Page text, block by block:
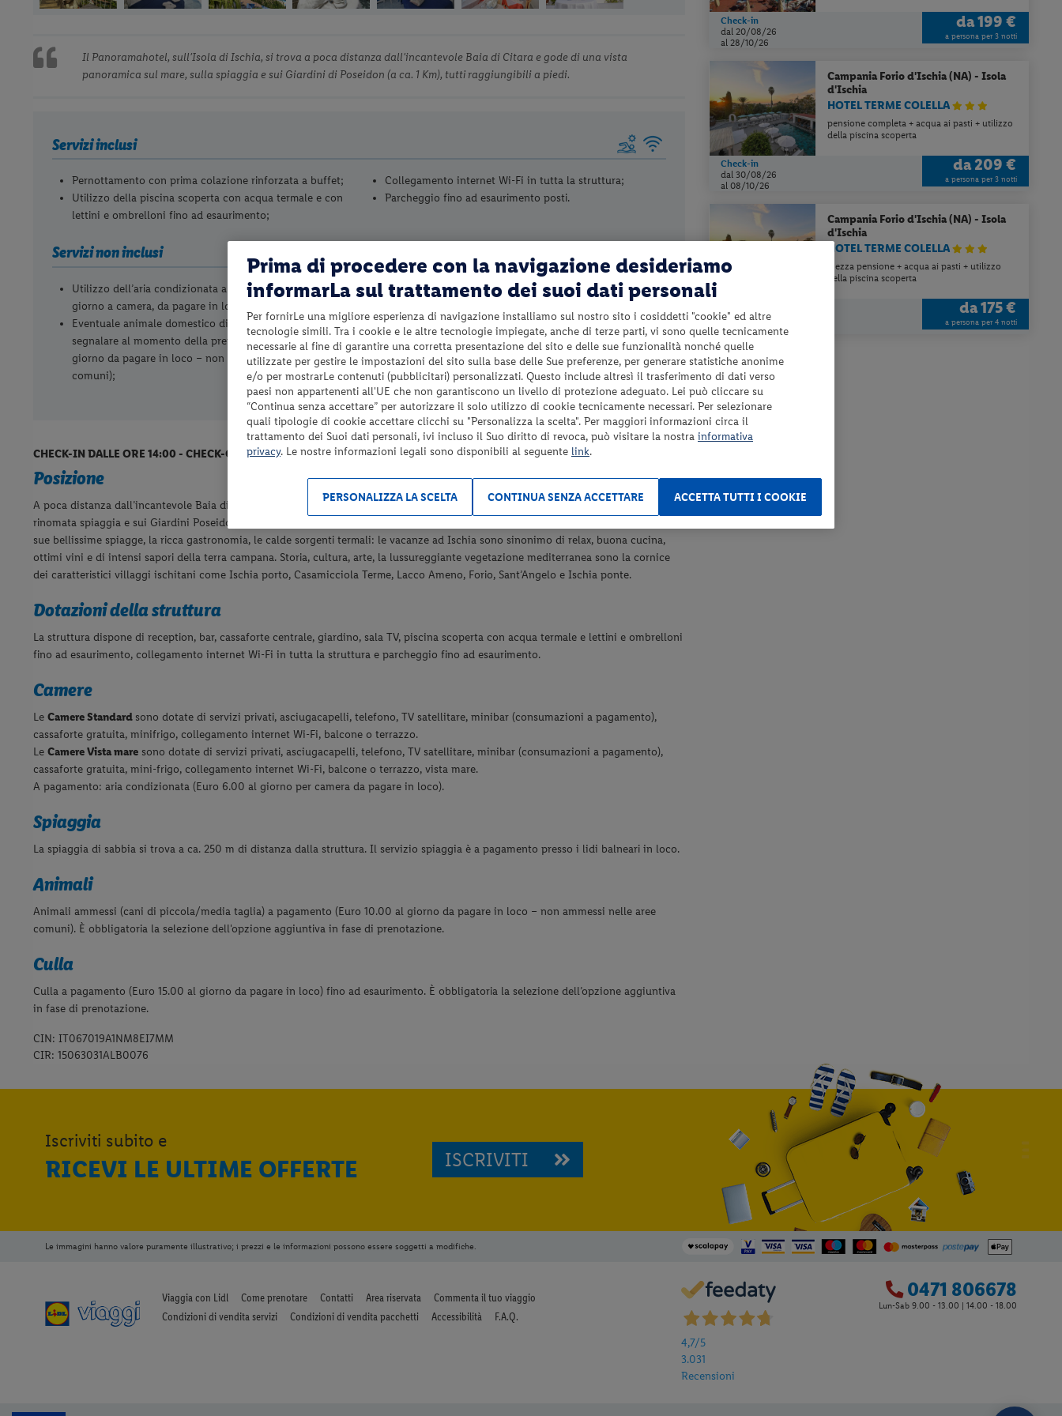
Il Panoramahotel, sull’Isola di Ischia, si trova a poca distanza dall’incantevole Baia di Citara e gode di una vista
panoramica sul mare, sulla spiaggia e sui Giardini di Poseidon (a ca. 1 Km), tutti raggiungibili a piedi.
Servizi inclusi
Pernottamento con prima colazione rinforzata a buffet;
Utilizzo della piscina scoperta con acqua termale e con
lettini e ombrelloni fino ad esaurimento;
Collegamento internet Wi-Fi in tutta la struttura;
Parcheggio fino ad esaurimento posti.
Servizi non inclusi
Utilizzo dell’aria condizionata a pagamento (Euro 6.00 al
giorno a camera, da pagare in loco);
Eventuale animale domestico di piccola taglia (cane) da
segnalare al momento della prenotazione (Euro 10.00 al
giorno da pagare in loco – non ammessi nelle aree
comuni);
Eventuale culla da segnalare al momento della
Tassa di soggiorno da pagare in loco se prevista;
Tutto quanto non espressamente indicato nel paragrafo
“Servizi inclusi”.
CHECK-IN DALLE ORE 14:00 - CHECK-OUT ENTRO LE ORE 10:00
Posizione
A poca distanza dall’incantevole Baia di Citara, sorge il Panorama Hotel by Imperamare, dotato di vista panoramica sul mare, sulla
rinomata spiaggia e sui Giardini Poseidon (a ca. 1 Km a piedi). Ischia è l'isola più grande e ricca di fascino del Golfo di Napoli, con le
sue bellissime spiagge, la ricca gastronomia, le calde sorgenti termali: le vacanze ad Ischia sono sinonimo di relax, buona cucina,
ottimi vini e di intensi sapori della terra campana. Storia, cultura, arte, la lussureggiante vegetazione mediterranea sono la cornice
dei caratteristici villaggi ischitani come Ischia porto, Casamicciola Terme, Lacco Ameno, Forio, Sant’Angelo e Ischia ponte.
Dotazioni della struttura
La struttura dispone di reception, bar, cassaforte centrale, giardino, sala TV, piscina scoperta con acqua termale e lettini e ombrelloni
fino ad esaurimento, collegamento internet Wi-Fi in tutta la struttura e parcheggio fino ad esaurimento.
Camere
Le Camere Standard sono dotate di servizi privati, asciugacapelli, telefono, TV satellitare, minibar (consumazioni a pagamento),
cassaforte gratuita, minifrigo, collegamento internet Wi-Fi, balcone o terrazzo.
Le Camere Vista mare sono dotate di servizi privati, asciugacapelli, telefono, TV satellitare, minibar (consumazioni a pagamento),
cassaforte gratuita, mini-frigo, collegamento internet Wi-Fi, balcone o terrazzo, vista mare.
A pagamento: aria condizionata (Euro 6.00 al giorno per camera da pagare in loco).
Spiaggia
La spiaggia di sabbia si trova a ca. 250 m di distanza dalla struttura. Il servizio spiaggia è a pagamento presso i lidi balneari in loco.
Animali
Animali ammessi (cani di piccola/media taglia) a pagamento (Euro 10.00 al giorno da pagare in loco – non ammessi nelle aree
comuni). È obbligatoria la selezione dell'opzione aggiuntiva in fase di prenotazione.
Culla
Culla a pagamento (Euro 15.00 al giorno da pagare in loco) fino ad esaurimento. È obbligatoria la selezione dell’opzione aggiuntiva
in fase di prenotazione.
CIN: IT067019A1NM8EI7MM
CIR: 15063031ALB0076
Check-in
dal 20/08/26
al 28/10/26
da199 €
a persona per 3 notti
Campania Forio d'Ischia (NA) - Isola
d'Ischia
HOTEL TERME COLELLA
pensione completa + acqua ai pasti + utilizzo
della piscina scoperta
Check-in
dal 30/08/26
al 08/10/26
da209 €
a persona per 3 notti
Campania Forio d'Ischia (NA) - Isola
d'Ischia
HOTEL TERME COLELLA
mezza pensione + acqua ai pasti + utilizzo
della piscina scoperta
dal 30/08/26
al 04/10/26
da175 €
a persona per 4 notti
Iscriviti subito e
RICEVI LE ULTIME OFFERTE ISCRIVITI
Le immagini hanno valore puramente illustrativo; i prezzi e le informazioni possono essere soggetti a modifiche.
Viaggia con Lidl Come prenotare Contatti Area riservata
Commenta il tuo viaggio
Condizioni di vendita servizi
Condizioni di vendita pacchetti Accessibilità F.A.Q.
4,7/5
3.031
Recensioni
0471 806678
Lun-Sab 9.00 - 13.00 | 14.00 - 18.00
Prima di procedere con la navigazione desideriamo
informarLa sul trattamento dei suoi dati personali
Per fornirLe una migliore esperienza di navigazione installiamo sul nostro sito i cosiddetti "cookie" ed altre
tecnologie simili. Tra i cookie e le altre tecnologie impiegate, anche di terze parti, vi sono quelle tecnicamente
necessarie al fine di garantire una corretta presentazione del sito e delle sue funzionalità nonché quelle
utilizzate per gestire le impostazioni del sito sulla base delle Sue preferenze, per generare statistiche anonime
e/o per mostrarLe contenuti (pubblicitari) personalizzati. Questo include altresì il trasferimento di dati verso
paesi non appartenenti all'UE che non garantiscono un livello di protezione adeguato. Lei può cliccare su
“Continua senza accettare” per autorizzare il solo utilizzo di cookie tecnicamente necessari. Per selezionare
quali tipologie di cookie accettare clicchi su "Personalizza la scelta". Per maggiori informazioni circa il
trattamento dei Suoi dati personali, ivi incluso il Suo diritto di revoca, può visitare la nostra informativa
privacy. Le nostre informazioni legali sono disponibili al seguente link.
ACCETTA TUTTI I COOKIE
CONTINUA SENZA ACCETTARE
PERSONALIZZA LA SCELTA